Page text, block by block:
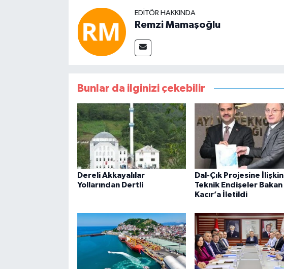
EDITÖR HAKKINDA
Remzi Mamaşoğlu
Bunlar da ilginizi çekebilir
Dereli Akkayalılar
Yollarından Dertli
Dal-Çık Projesine İlişkin
Teknik Endişeler Bakan
Kacır’a İletildi